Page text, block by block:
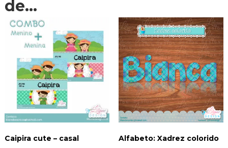
de…
Caipira cute – casal Alfabeto: Xadrez colorido